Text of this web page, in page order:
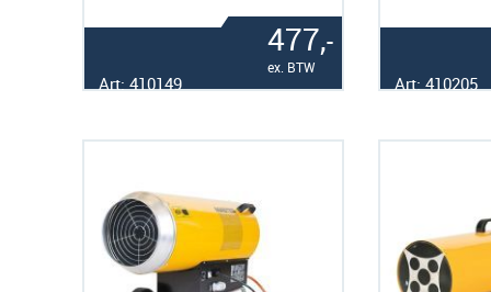
477,-
ex. BTW
Art: 410149 Art: 410205